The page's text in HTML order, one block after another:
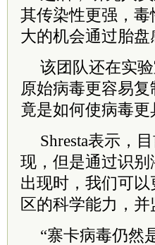
其传染性更强，毒
大的机会通过胎盘
该团队还在实
原始病毒更容易
竟是如何使病毒更
Shresta表示，
现，但是通过识
出现时，我们可
区的科学能力，
“寨卡病毒仍然